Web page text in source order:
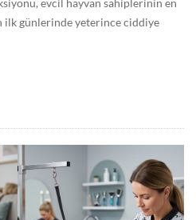
ilk günlerinde yeterince ciddiye